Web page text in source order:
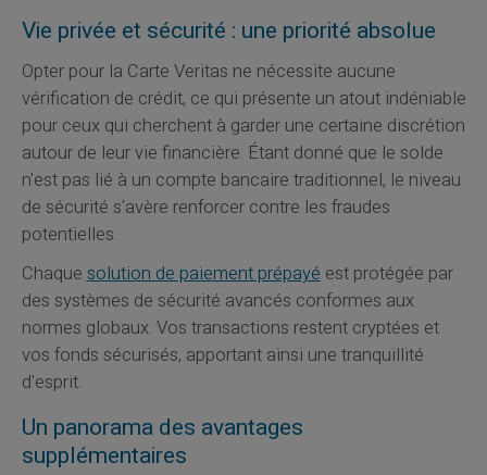
Vie privée et sécurité : une priorité absolue
Opter pour la Carte Veritas ne nécessite aucune
vérification de crédit, ce qui présente un atout indéniable
pour ceux qui cherchent à garder une certaine discrétion
autour de leur vie financière. Étant donné que le solde
n'est pas lié à un compte bancaire traditionnel, le niveau
de sécurité s'avère renforcer contre les fraudes
potentielles.
Chaquesolution de paiement prépayéest protégée par
des systèmes de sécurité avancés conformes aux
normes globaux. Vos transactions restent cryptées et
vos fonds sécurisés, apportant ainsi une tranquillité
d'esprit.
Un panorama des avantages
supplémentaires